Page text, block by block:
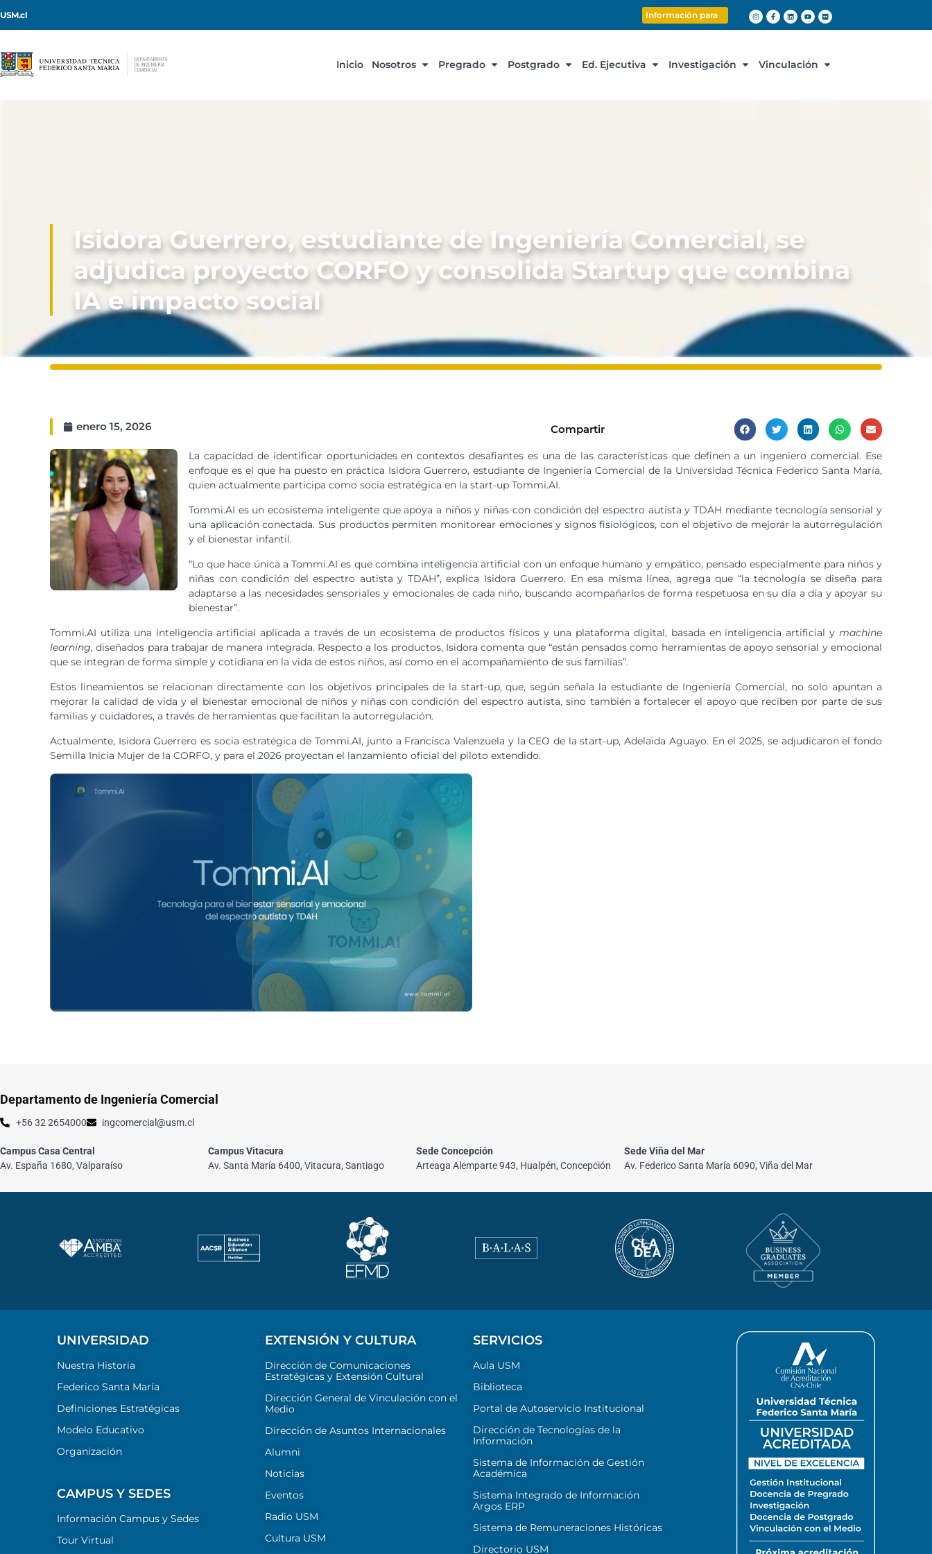
USM.cl Información para
Inicio Nosotros Pregrado Postgrado Ed. Ejecutiva Investigación Vinculación
Isidora Guerrero, estudiante de Ingeniería Comercial, se
adjudica proyecto CORFO y consolida Startup que combina
IA e impacto social
enero 15, 2026 Compartir
La capacidad de identificar oportunidades en contextos desafiantes es una de las características que definen a un ingeniero comercial. Ese
enfoque es el que ha puesto en práctica Isidora Guerrero, estudiante de Ingeniería Comercial de la Universidad Técnica Federico Santa María,
quien actualmente participa como socia estratégica en la start-up Tommi.AI.
Tommi.AI es un ecosistema inteligente que apoya a niños y niñas con condición del espectro autista y TDAH mediante tecnología sensorial y
una aplicación conectada. Sus productos permiten monitorear emociones y signos fisiológicos, con el objetivo de mejorar la autorregulación
y el bienestar infantil.
“Lo que hace única a Tommi.AI es que combina inteligencia artificial con un enfoque humano y empático, pensado especialmente para niños y
niñas con condición del espectro autista y TDAH”, explica Isidora Guerrero. En esa misma línea, agrega que “la tecnología se diseña para
adaptarse a las necesidades sensoriales y emocionales de cada niño, buscando acompañarlos de forma respetuosa en su día a día y apoyar su
bienestar”.
Tommi.AI utiliza una inteligencia artificial aplicada a través de un ecosistema de productos físicos y una plataforma digital, basada en inteligencia artificial y machine
learning, diseñados para trabajar de manera integrada. Respecto a los productos, Isidora comenta que “están pensados como herramientas de apoyo sensorial y emocional
que se integran de forma simple y cotidiana en la vida de estos niños, así como en el acompañamiento de sus familias”.
Estos lineamientos se relacionan directamente con los objetivos principales de la start-up, que, según señala la estudiante de Ingeniería Comercial, no solo apuntan a
mejorar la calidad de vida y el bienestar emocional de niños y niñas con condición del espectro autista, sino también a fortalecer el apoyo que reciben por parte de sus
familias y cuidadores, a través de herramientas que facilitan la autorregulación.
Actualmente, Isidora Guerrero es socia estratégica de Tommi.AI, junto a Francisca Valenzuela y la CEO de la start-up, Adelaida Aguayo. En el 2025, se adjudicaron el fondo
Semilla Inicia Mujer de la CORFO, y para el 2026 proyectan el lanzamiento oficial del piloto extendido.
Departamento de Ingeniería Comercial
+56 32 2654000 ingcomercial@usm.cl
Campus Casa Central
Av. España 1680, Valparaíso
Campus Vitacura
Av. Santa María 6400, Vitacura, Santiago
Sede Concepción
Arteaga Alemparte 943, Hualpén, Concepción
Sede Viña del Mar
Av. Federico Santa María 6090, Viña del Mar
UNIVERSIDAD
Nuestra Historia
Federico Santa María
Definiciones Estratégicas
Modelo Educativo
Organización
CAMPUS Y SEDES
Información Campus y Sedes
Tour Virtual
EXTENSIÓN Y CULTURA
Dirección de Comunicaciones
Estratégicas y Extensión Cultural
Dirección General de Vinculación con el
Medio
Dirección de Asuntos Internacionales
Alumni
Noticias
Eventos
Radio USM
Cultura USM
SERVICIOS
Aula USM
Biblioteca
Portal de Autoservicio Institucional
Dirección de Tecnologías de la
Información
Sistema de Información de Gestión
Académica
Sistema Integrado de Información
Argos ERP
Sistema de Remuneraciones Históricas
Directorio USM